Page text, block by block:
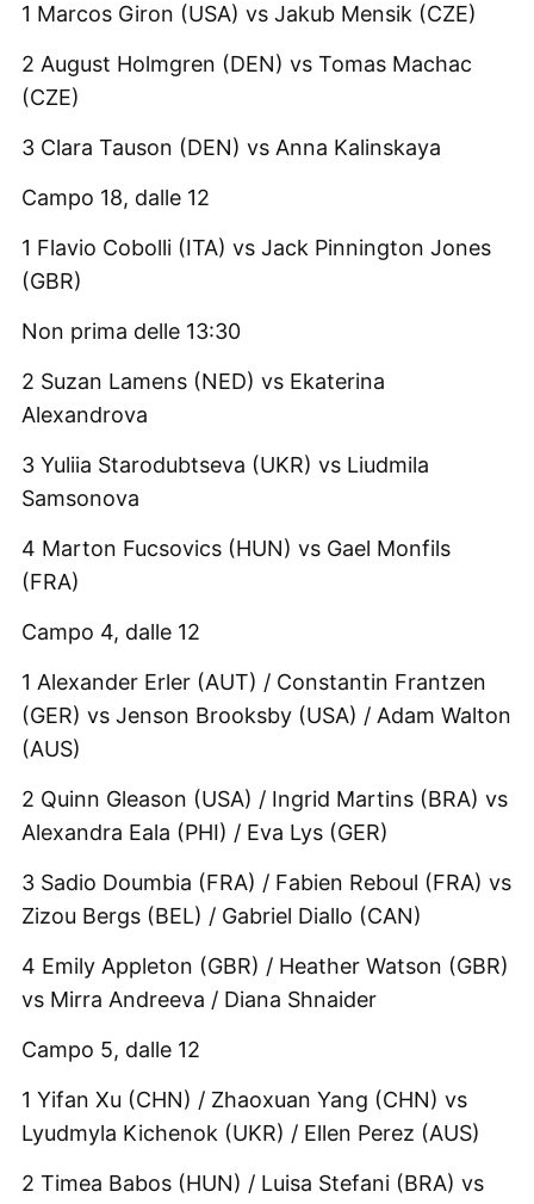
1 Marcos Giron (USA) vs Jakub Mensik (CZE)
2 August Holmgren (DEN) vs Tomas Machac
(CZE)
3 Clara Tauson (DEN) vs Anna Kalinskaya
Campo 18, dalle 12
1 Flavio Cobolli (ITA) vs Jack Pinnington Jones
(GBR)
Non prima delle 13:30
2 Suzan Lamens (NED) vs Ekaterina
Alexandrova
3 Yuliia Starodubtseva (UKR) vs Liudmila
Samsonova
4 Marton Fucsovics (HUN) vs Gael Monfils
(FRA)
Campo 4, dalle 12
1 Alexander Erler (AUT) / Constantin Frantzen
(GER) vs Jenson Brooksby (USA) / Adam Walton
(AUS)
2 Quinn Gleason (USA) / Ingrid Martins (BRA) vs
Alexandra Eala (PHI) / Eva Lys (GER)
3 Sadio Doumbia (FRA) / Fabien Reboul (FRA) vs
Zizou Bergs (BEL) / Gabriel Diallo (CAN)
4 Emily Appleton (GBR) / Heather Watson (GBR)
vs Mirra Andreeva / Diana Shnaider
Campo 5, dalle 12
1 Yifan Xu (CHN) / Zhaoxuan Yang (CHN) vs
Lyudmyla Kichenok (UKR) / Ellen Perez (AUS)
2 Timea Babos (HUN) / Luisa Stefani (BRA) vs